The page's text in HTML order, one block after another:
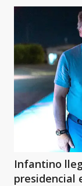
Infantino
presidencial